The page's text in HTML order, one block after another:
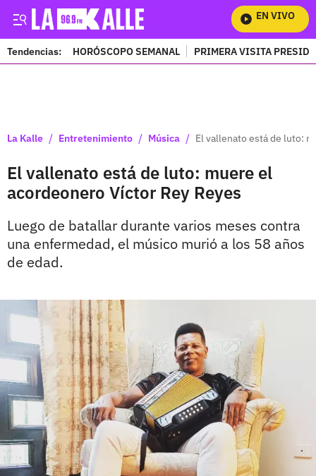
EN VIVO
Tendencias: HORÓSCOPO SEMANAL PRIMERA VISITA
La Kalle / Entretenimiento / Música / El vallenato está de luto:
El vallenato está de luto: muere el
acordeonero Víctor Rey Reyes
Luego de batallar durante varios meses contra
una enfermedad, el músico murió a los 58 años
de edad.